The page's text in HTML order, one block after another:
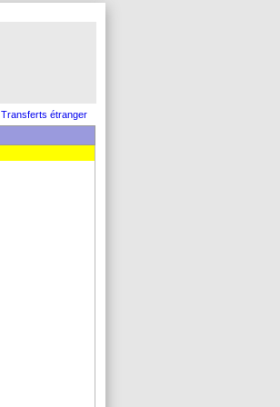
Transferts étranger